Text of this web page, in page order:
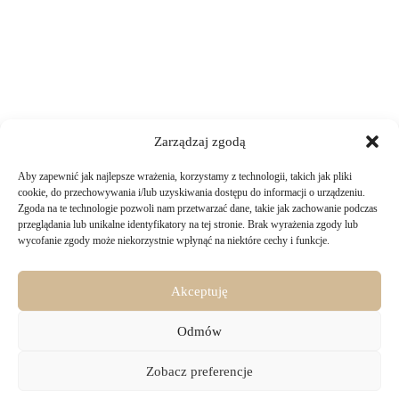
Zarządzaj zgodą
Aby zapewnić jak najlepsze wrażenia, korzystamy z technologii, takich jak pliki
cookie, do przechowywania i/lub uzyskiwania dostępu do informacji o urządzeniu.
Zgoda na te technologie pozwoli nam przetwarzać dane, takie jak zachowanie podczas
przeglądania lub unikalne identyfikatory na tej stronie. Brak wyrażenia zgody lub
wycofanie zgody może niekorzystnie wpłynąć na niektóre cechy i funkcje.
Akceptuję
Odmów
Zobacz preferencje
TWOJE ZAKUPY
Logowanie i rejestracja
Jak złożyć zamówienie
Formy płatności
14 dni na zwrot zakupów
INFORMACJE PRAWNE
Regulamin sklepu
Materiały do pobrania
KONTAKT
biuro@majru.comCopyright © 2026 - Majru